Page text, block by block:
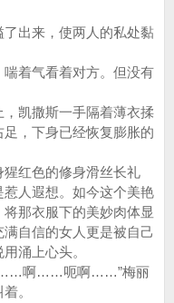
出来，使两人的私处黏
着气看着对方。但没有
凯撒斯一手隔着薄衣揉
，下身已经恢复膨胀的
红色的修身滑丝长礼
人遐想。如今这个美艳
那衣服下的美妙肉体显
自信的女人更是被自己
涌上心头。
啊……呃啊……”梅丽
。